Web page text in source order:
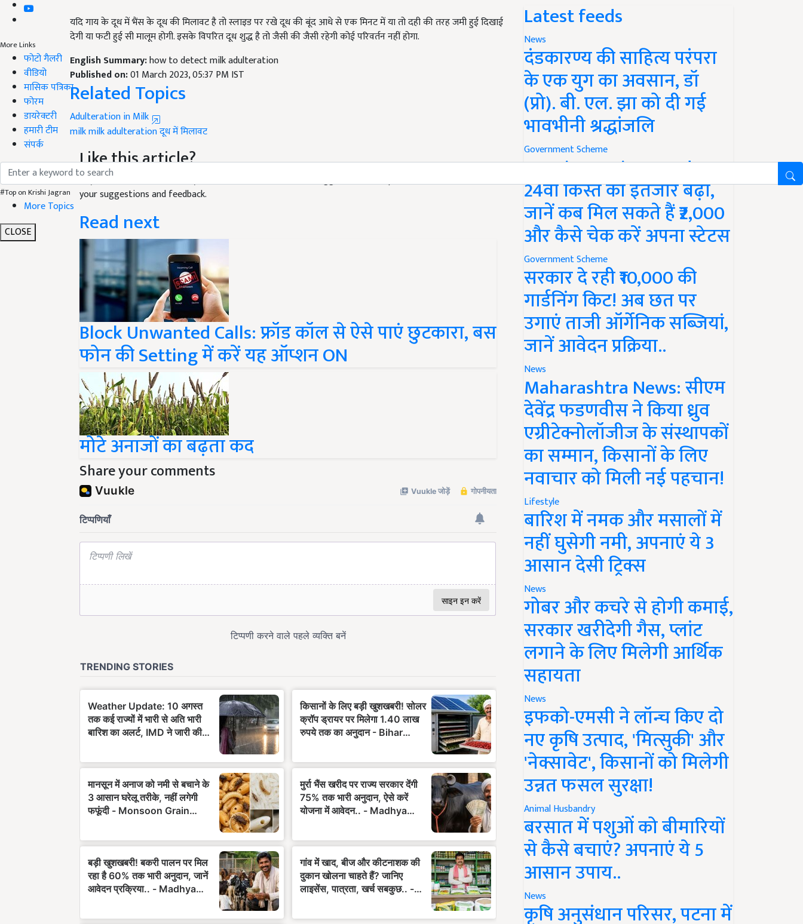
More Links
फोटो गैलरी
वीडियो
मासिक पत्रिका
फोरम
डायरेक्टरी
हमारी टीम
संपर्क
#Top on Krishi Jagran
More Topics
CLOSE
देगी या फटी हुई सी मालूम होगी. इसके विपरित दूध शुद्ध है तो जैसी की जैसी रहेगी कोई परिवर्तन नहीं होगा.
English Summary:how to detect milk adulteration
Published on:01 March 2023, 05:37 PM IST
Related Topics
Adulteration in Milk
milkmilk adulterationदूध में मिलावट
Like this article?
Hey! I amअनामिका प्रीतम. Did you liked this article and have suggestions to improve this article?Mailme
your suggestions and feedback.
Read next
Block Unwanted Calls: फ्रॉड कॉल से ऐसे पाएं छुटकारा, बस
फोन की Setting में करें यह ऑप्शन ON
मोटे अनाजों का बढ़ता कद
Share your comments
Latest feeds
News
दंडकारण्य की साहित्य परंपरा
के एक युग का अवसान, डॉ
(प्रो). बी. एल. झा को दी गई
भावभीनी श्रद्धांजलि
Government Scheme
PM Kisan Yojana Update:
24वीं किस्त का इंतजार बढ़ा,
जानें कब मिल सकते हैं ₹2,000
और कैसे चेक करें अपना स्टेटस
Government Scheme
सरकार दे रही ₹10,000 की
गार्डनिंग किट! अब छत पर
उगाएं ताजी ऑर्गेनिक सब्जियां,
जानें आवेदन प्रक्रिया..
News
Maharashtra News: सीएम
देवेंद्र फडणवीस ने किया ध्रुव
एग्रीटेक्नोलॉजीज के संस्थापकों
का सम्मान, किसानों के लिए
नवाचार को मिली नई पहचान!
Lifestyle
बारिश में नमक और मसालों में
नहीं घुसेगी नमी, अपनाएं ये 3
आसान देसी ट्रिक्स
News
गोबर और कचरे से होगी कमाई,
सरकार खरीदेगी गैस, प्लांट
लगाने के लिए मिलेगी आर्थिक
सहायता
News
इफको-एमसी ने लॉन्च किए दो
नए कृषि उत्पाद, 'मित्सुकी' और
'नेक्सावेट', किसानों को मिलेगी
उन्नत फसल सुरक्षा!
Animal Husbandry
बरसात में पशुओं को बीमारियों
से कैसे बचाएं? अपनाएं ये 5
आसान उपाय..
News
कृषि अनुसंधान परिसर, पटना में